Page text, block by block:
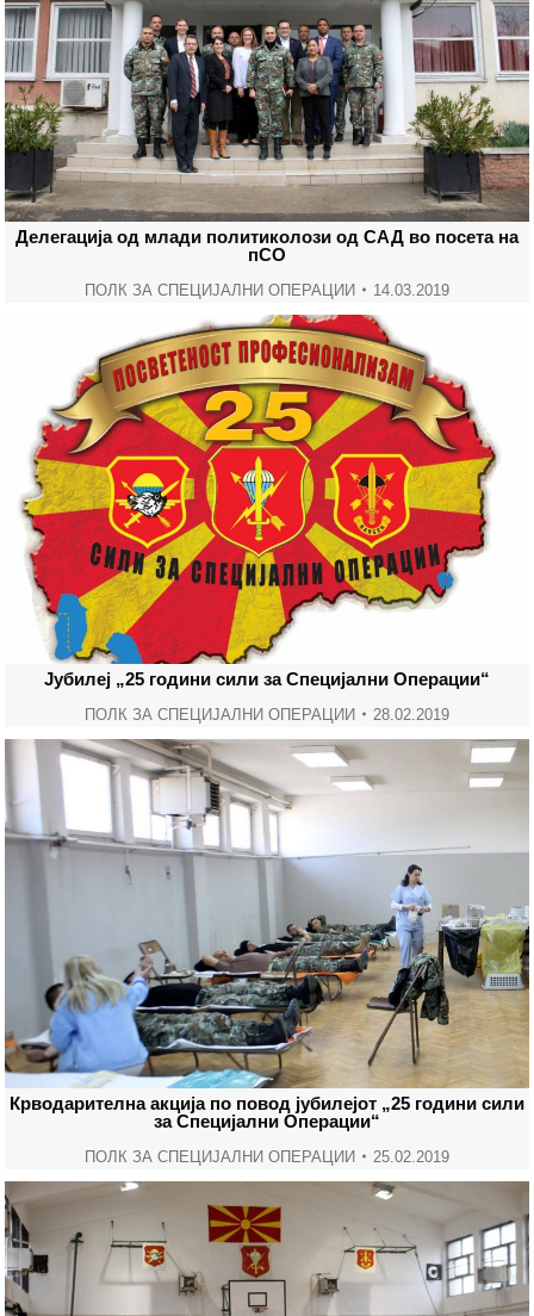
Делегација од млади политиколози од САД во посета на
пСО
ПОЛК ЗА СПЕЦИЈАЛНИ ОПЕРАЦИИ 14.03.2019
Јубилеј „25 години сили за Специјални Операции“
ПОЛК ЗА СПЕЦИЈАЛНИ ОПЕРАЦИИ 28.02.2019
Крводарителна акција по повод јубилејот „25 години сили
за Специјални Операции“
ПОЛК ЗА СПЕЦИЈАЛНИ ОПЕРАЦИИ 25.02.2019